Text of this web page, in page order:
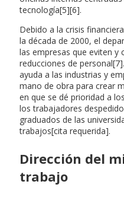
tecnología[5][6].
Debido a la crisis
la década de 2000, el
las empresas que eviten y
reducciones de
ayuda a las industrias y
mano de obra para crear
en que se dé prioridad a
los trabajadores
graduados de las
trabajos[cita requerida].
Dirección del
trabajo